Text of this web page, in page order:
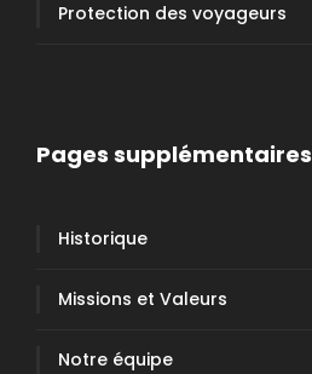
Protection des voyageurs
Pages supplémentaires
Historique
Missions et Valeurs
Notre équipe